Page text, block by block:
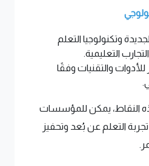
وتكنولوجيا التعلم
التعليمية.
والتقنيات وفقًا
النقاط، يمكن للمؤسسات
التعلم عن بُعد وتحفيز